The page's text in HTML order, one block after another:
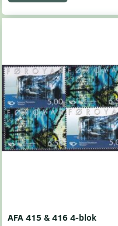
AFA 415 & 416 4-blok